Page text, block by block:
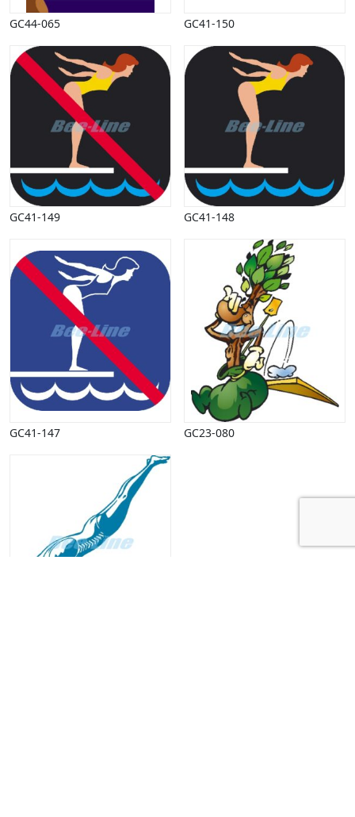
GC44-065 GC41-150
GC41-149 GC41-148
GC41-147 GC23-080